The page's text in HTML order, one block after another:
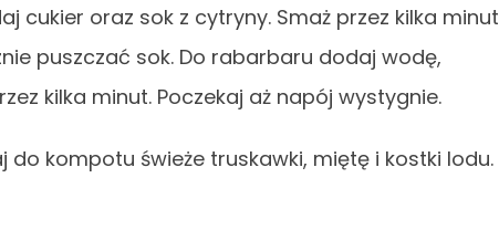
cukier oraz sok z cytryny. Smaż przez kilka minut
puszczać sok. Do rabarbaru dodaj wodę,
kilka minut. Poczekaj aż napój wystygnie.
kompotu świeże truskawki, miętę i kostki lodu.